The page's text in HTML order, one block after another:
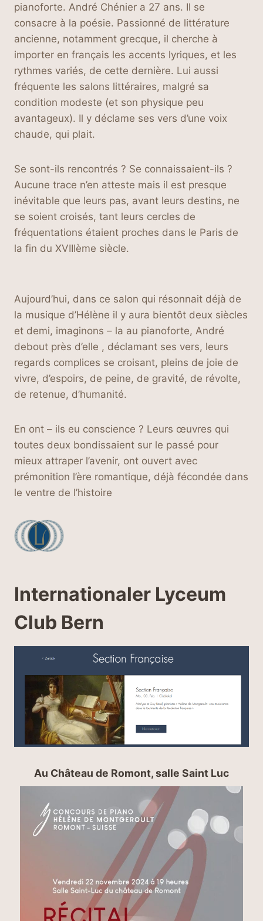
pianoforte. André Chénier a 27 ans. Il se
consacre à la poésie. Passionné de littérature
ancienne, notamment grecque, il cherche à
importer en français les accents lyriques, et les
rythmes variés, de cette dernière. Lui aussi
fréquente les salons littéraires, malgré sa
condition modeste (et son physique peu
avantageux). Il y déclame ses vers d’une voix
chaude, qui plait.
Se sont-ils rencontrés ? Se connaissaient-ils ?
Aucune trace n’en atteste mais il est presque
inévitable que leurs pas, avant leurs destins, ne
se soient croisés, tant leurs cercles de
fréquentations étaient proches dans le Paris de
la fin du XVIIIème siècle.
Aujourd’hui, dans ce salon qui résonnait déjà de
la musique d’Hélène il y aura bientôt deux siècles
et demi, imaginons – la au pianoforte, André
debout près d’elle , déclamant ses vers, leurs
regards complices se croisant, pleins de joie de
vivre, d’espoirs, de peine, de gravité, de révolte,
de retenue, d’humanité.
En ont – ils eu conscience ? Leurs œuvres qui
toutes deux bondissaient sur le passé pour
mieux attraper l’avenir, ont ouvert avec
prémonition l’ère romantique, déjà fécondée dans
le ventre de l’histoire
Internationaler Lyceum
Club Bern
Au Château de Romont, salle Saint Luc